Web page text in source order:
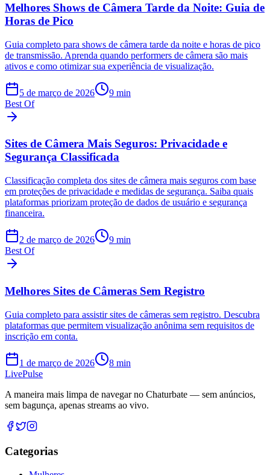
Melhores Shows de Câmera Tarde da Noite: Guia de
Horas de Pico
Guia completo para shows de câmera tarde da noite e horas de pico
de transmissão. Aprenda quando performers de câmera são mais
ativos e como otimizar sua experiência de visualização.
5 de março de 2026 9 min
Best Of
Sites de Câmera Mais Seguros: Privacidade e
Segurança Classificada
Classificação completa dos sites de câmera mais seguros com base
em proteções de privacidade e medidas de segurança. Saiba quais
plataformas priorizam proteção de dados de usuário e segurança
financeira.
2 de março de 2026 9 min
Best Of
Melhores Sites de Câmeras Sem Registro
Guia completo para assistir sites de câmeras sem registro. Descubra
plataformas que permitem visualização anônima sem requisitos de
inscrição em conta.
1 de março de 2026 8 min
LivePulse
A maneira mais limpa de navegar no Chaturbate — sem anúncios,
sem bagunça, apenas streams ao vivo.
Categorias